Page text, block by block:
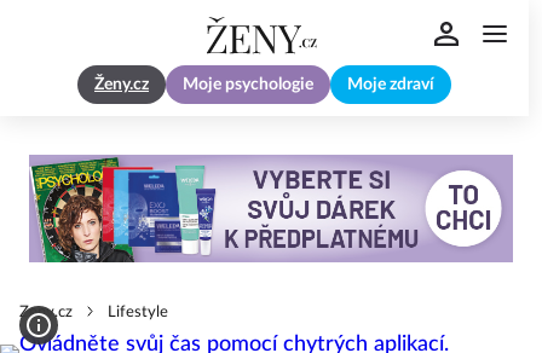
Ženy.cz Moje psychologie Moje zdraví
Zeny.cz Lifestyle